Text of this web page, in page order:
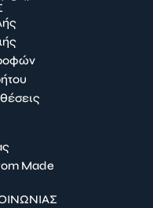
Made